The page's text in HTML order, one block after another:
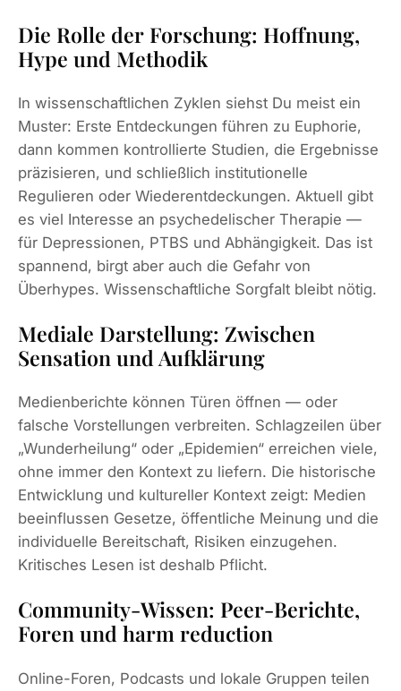
Die Rolle der Forschung: Hoffnung,
Hype und Methodik
In wissenschaftlichen Zyklen siehst Du meist ein
Muster: Erste Entdeckungen führen zu Euphorie,
dann kommen kontrollierte Studien, die Ergebnisse
präzisieren, und schließlich institutionelle
Regulieren oder Wiederentdeckungen. Aktuell gibt
es viel Interesse an psychedelischer Therapie —
für Depressionen, PTBS und Abhängigkeit. Das ist
spannend, birgt aber auch die Gefahr von
Überhypes. Wissenschaftliche Sorgfalt bleibt nötig.
Mediale Darstellung: Zwischen
Sensation und Aufklärung
Medienberichte können Türen öffnen — oder
falsche Vorstellungen verbreiten. Schlagzeilen über
„Wunderheilung“ oder „Epidemien“ erreichen viele,
ohne immer den Kontext zu liefern. Die historische
Entwicklung und kultureller Kontext zeigt: Medien
beeinflussen Gesetze, öffentliche Meinung und die
individuelle Bereitschaft, Risiken einzugehen.
Kritisches Lesen ist deshalb Pflicht.
Community-Wissen: Peer-Berichte,
Foren und harm reduction
Online-Foren, Podcasts und lokale Gruppen teilen